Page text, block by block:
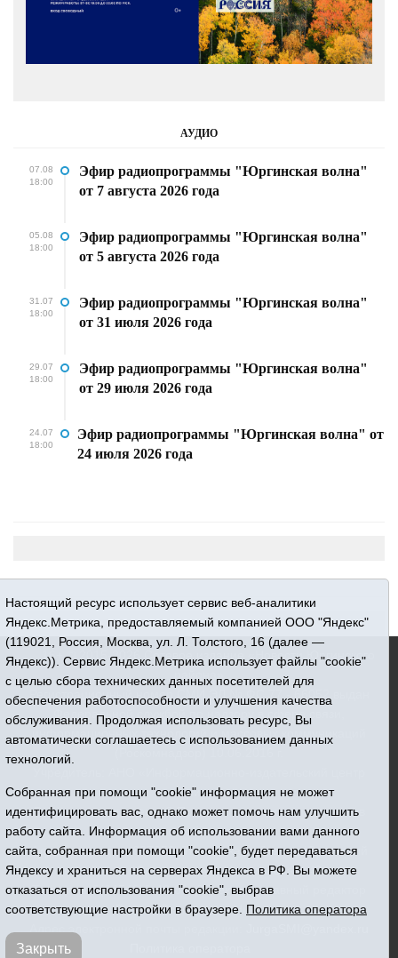
АУДИО
07.08
18:00
Эфир радиопрограммы "Юргинская волна"
от 7 августа 2026 года
05.08
18:00
Эфир радиопрограммы "Юргинская волна"
от 5 августа 2026 года
31.07
18:00
Эфир радиопрограммы "Юргинская волна"
от 31 июля 2026 года
29.07
18:00
Эфир радиопрограммы "Юргинская волна"
от 29 июля 2026 года
24.07
18:00
Эфир радиопрограммы "Юргинская волна" от
24 июля 2026 года
16+ © 2015-2026 Сетевое издание «Новости Юргинского
Регистрационный номер СМИ ЭЛ № ФС 77 - 66052 выдан
Федеральной службой по надзору в сфере связи,
«Призыв»
Все права защищены © При использовании материалов
ссылка обязательна
Адрес редакции: 627250, Тюменская область, Юргинский
район, с. Юргинское, ул. Центральная, 49
Телефон: 8(34543)2-46-89. Директор - главный редактор
Галина Васильевна Ниязова
Адрес электронной почты редакции:
Настоящий ресурс использует сервис веб-аналитики
Яндекс.Метрика, предоставляемый компанией ООО "Яндекс"
(119021, Россия, Москва, ул. Л. Толстого, 16 (далее —
Яндекс)). Сервис Яндекс.Метрика использует файлы "cookie"
с целью сбора технических данных посетителей для
обеспечения работоспособности и улучшения качества
обслуживания. Продолжая использовать ресурс, Вы
автоматически соглашаетесь с использованием данных
технологий.
Собранная при помощи "cookie" информация не может
идентифицировать вас, однако может помочь нам улучшить
работу сайта. Информация об использовании вами данного
сайта, собранная при помощи "cookie", будет передаваться
Яндексу и храниться на серверах Яндекса в РФ. Вы можете
отказаться от использования "cookie", выбрав
соответствующие настройки в браузере. Политика оператора
Закрыть